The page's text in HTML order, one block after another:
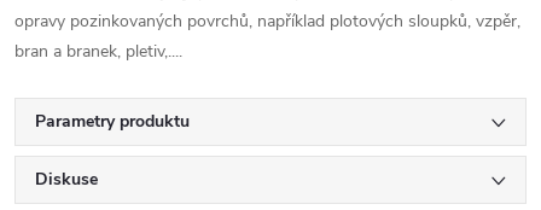
opravy pozinkovaných povrchů, například plotových sloupků, vzpěr,
bran a branek, pletiv,....
Parametry produktu
Diskuse